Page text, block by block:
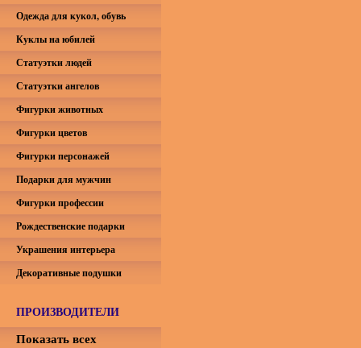
Одежда для кукол, обувь
Куклы на юбилей
Статуэтки людей
Статуэтки ангелов
Фигурки животных
Фигурки цветов
Фигурки персонажей
Подарки для мужчин
Фигурки профессии
Рождественские подарки
Украшения интерьера
Декоративные подушки
ПРОИЗВОДИТЕЛИ
Показать всех